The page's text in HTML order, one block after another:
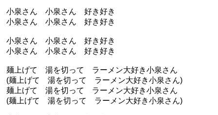
小泉さん 小泉さん 好き好き
小泉さん 小泉さん 好き好き
小泉さん 小泉さん 好き好き
小泉さん 小泉さん 好き好き
麺上げて 湯を切って ラーメン大好き小泉さん
(麺上げて 湯を切って ラーメン大好き小泉さん)
麺上げて 湯を切って ラーメン大好き小泉さん
(麺上げて 湯を切って ラーメン大好き小泉さん)